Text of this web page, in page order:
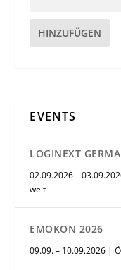
HINZUFÜGEN
EVENTS
LOGINEXT
02.09.2026 –
weit
EMOKON 2026
09.09. – 10.09.2026 |